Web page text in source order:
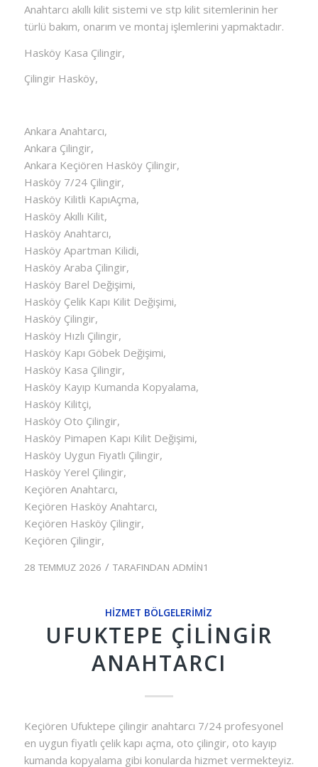
Anahtarcı akıllı kilit sistemi ve stp kilit sitemlerinin her
türlü bakım, onarım ve montaj işlemlerini yapmaktadır.
Hasköy Kasa Çilingir,
Çilingir Hasköy,
Ankara Anahtarcı,
Ankara Çilingir,
Ankara Keçiören Hasköy Çilingir,
Hasköy 7/24 Çilingir,
Hasköy Kilitli KapıAçma,
Hasköy Akıllı Kilit,
Hasköy Anahtarcı,
Hasköy Apartman Kilidi,
Hasköy Araba Çilingir,
Hasköy Barel Değişimi,
Hasköy Çelik Kapı Kilit Değişimi,
Hasköy Çilingir,
Hasköy Hızlı Çilingir,
Hasköy Kapı Göbek Değişimi,
Hasköy Kasa Çilingir,
Hasköy Kayıp Kumanda Kopyalama,
Hasköy Kilitçi,
Hasköy Oto Çilingir,
Hasköy Pimapen Kapı Kilit Değişimi,
Hasköy Uygun Fiyatlı Çilingir,
Hasköy Yerel Çilingir,
Keçiören Anahtarcı,
Keçiören Hasköy Anahtarcı,
Keçiören Hasköy Çilingir,
Keçiören Çilingir,
28 TEMMUZ 2026 / TARAFINDAN ADMIN1
HIZMET BÖLGELERIMIZ
UFUKTEPE ÇILINGIR
ANAHTARCI
Keçiören Ufuktepe çilingir anahtarcı 7/24 profesyonel
en uygun fiyatlı çelik kapı açma, oto çilingir, oto kayıp
kumanda kopyalama gibi konularda hizmet vermekteyiz.